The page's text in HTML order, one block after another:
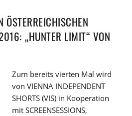
ÖSTERREICHISCHEN
„HUNTER LIMIT“ VON
Zum bereits vierten Mal wird
von VIENNA INDEPENDENT
SHORTS (VIS) in Kooperation
mit SCREENSESSIONS,